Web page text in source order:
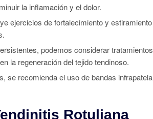
la inflamación y el dolor.
ejercicios de fortalecimiento y
podemos considerar
la regeneración del tejido tendinoso.
se recomienda el uso de bandas
Rotuliana